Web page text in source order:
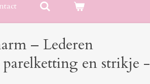
– Lederen
en strikje -